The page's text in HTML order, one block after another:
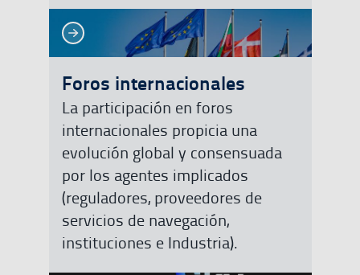
Ver más
Foros internacionales
La participación en foros
internacionales propicia una
evolución global y consensuada
por los agentes implicados
(reguladores, proveedores de
servicios de navegación,
instituciones e Industria).